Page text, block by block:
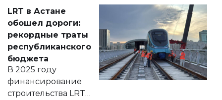
документ
появился в базе
нормативных
правовых актов и
на сайте маслихат
города.
LRT в Астане
обошел дороги:
рекордные траты
республиканского
бюджета
В 2025 году
финансирование
строительства LRT